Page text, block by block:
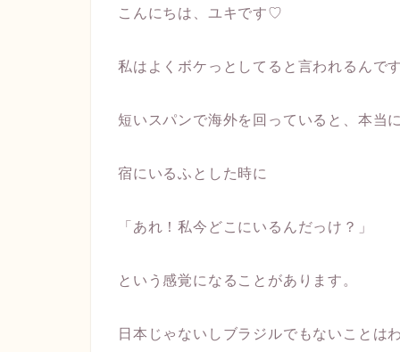
こんにちは、ユキです♡
私はよくボケっとしてると言われるんで
短いスパンで海外を回っていると、本当
宿にいるふとした時に
「あれ！私今どこにいるんだっけ？」
という感覚になることがあります。
日本じゃないしブラジルでもないことは